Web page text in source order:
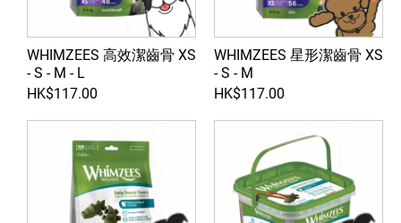
WHIMZEES 高效潔齒骨 XS
- S - M - L
HK$117.00
WHIMZEES 星形潔齒骨 XS
- S - M
HK$117.00